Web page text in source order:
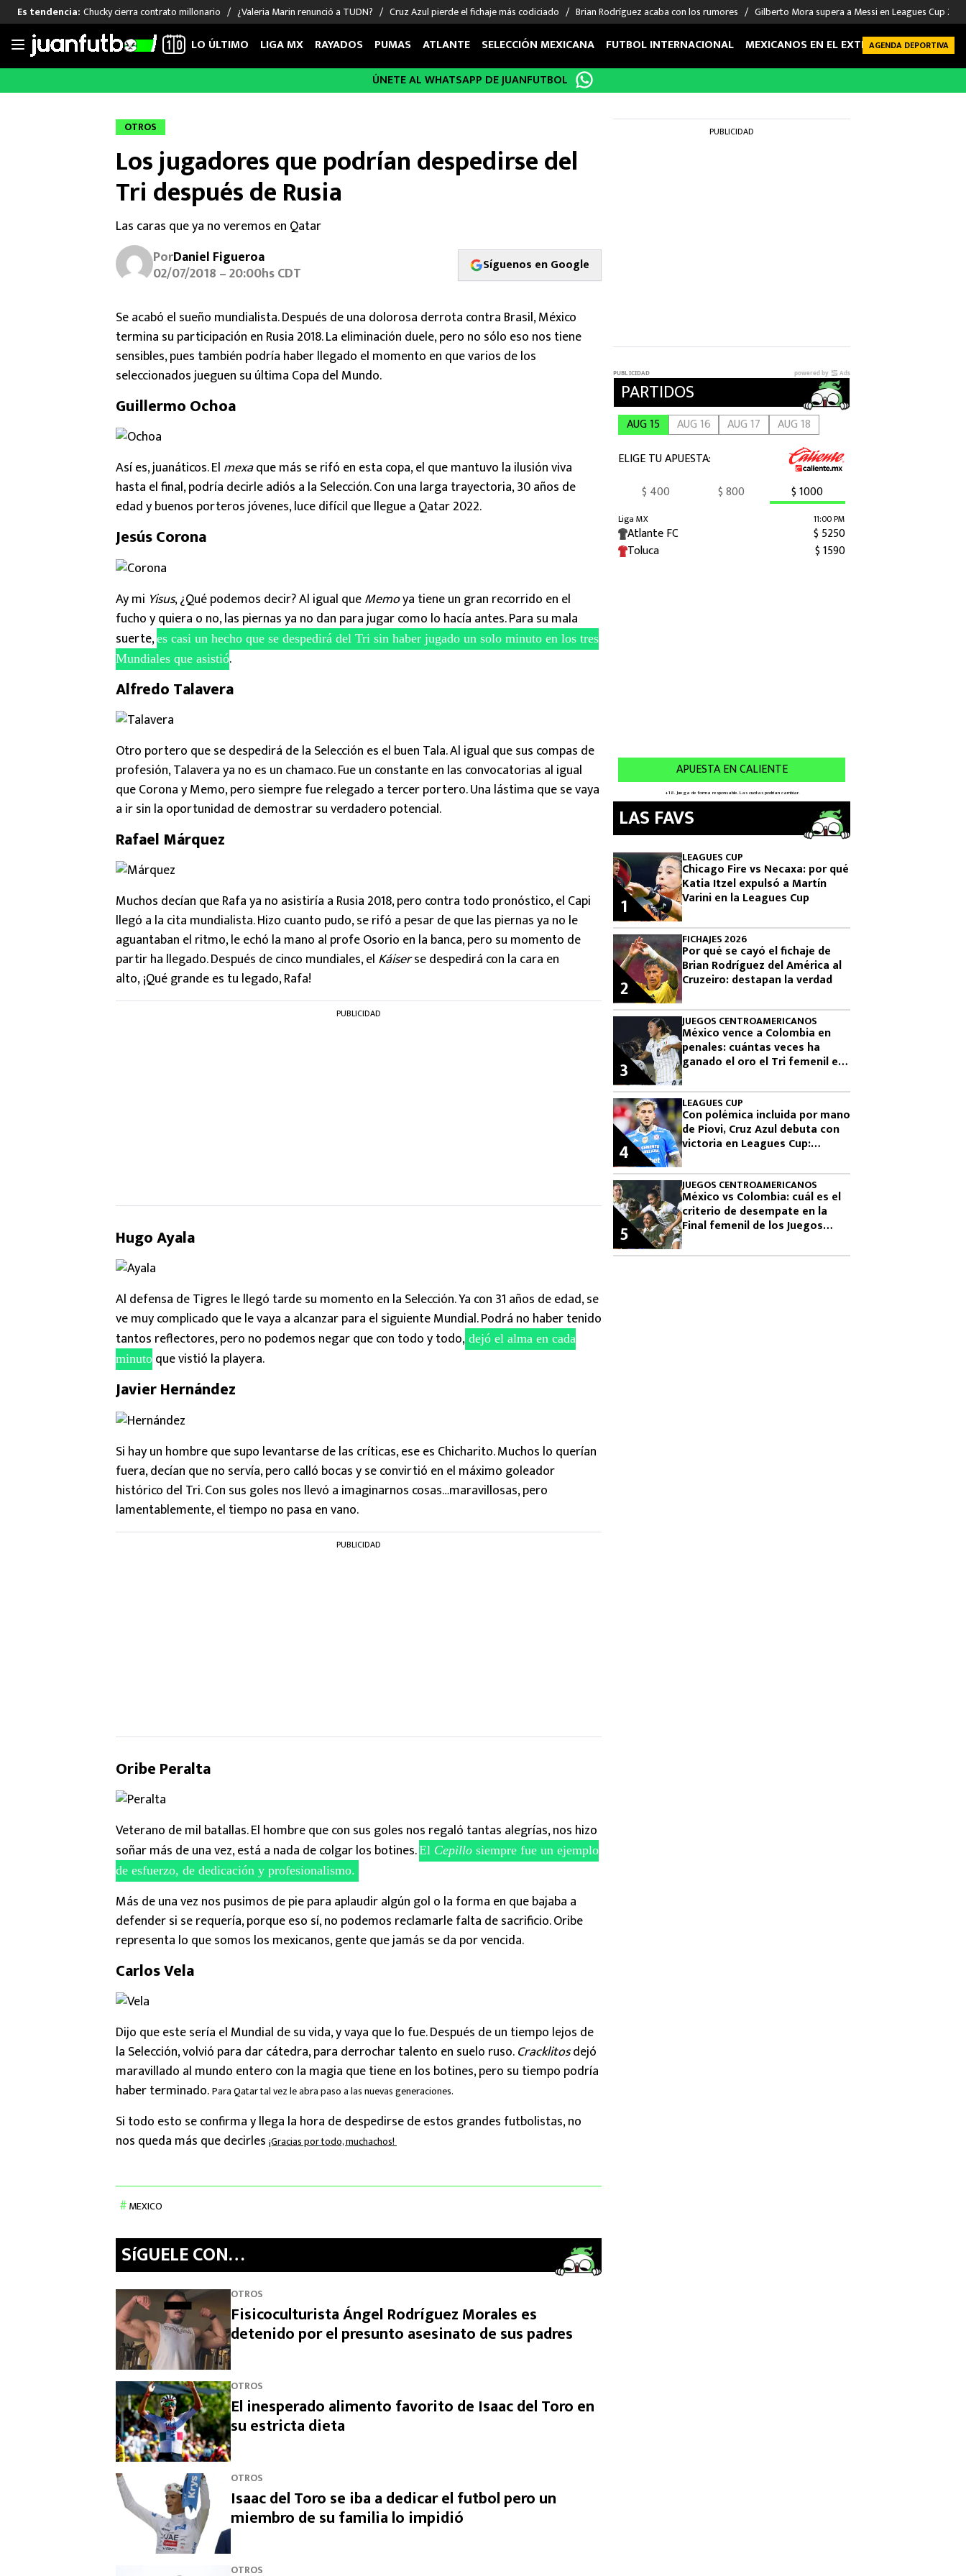
Saltar
Es tendencia: Chucky cierra contrato millonario ¿Valeria Marin renunció a TUDN? Cruz Azul pierde el fichaje más codiciado Brian Rodríguez acaba con los rumores Gilberto Mora supera a Messi en Leagues Cup
LIGA MX
Chivas de Guadalajara
Liga MX Femenil
FUT INTERNACIONAL
Las Noticias
Selección Mexicana
Champions League
Europa League
Real Madrid
MEXICANOS EN EL EXTRANJERO
Memo Ochoa
Chino Huerta
Edson Álvarez
Santiago Giménez
Rodrigo Huescas
FIGURAS
Sergio Ramos
Giorgos Giakoumakis
DEPORTES
Boxeo
LO ÚLTIMO LIGA MX RAYADOS PUMAS ATLANTE SELECCIÓN MEXICANA FUTBOL INTERNACIONAL MEXICANOS EN EL EXTRANJERO FUTBOL
AGENDA DEPORTIVA
ÚNETE AL WHATSAPP DE JUANFUTBOL
OTROS
Los jugadores que podrían despedirse del
Tri después de Rusia
Las caras que ya no veremos en Qatar
PorDaniel Figueroa
02/07/2018 – 20:00hs CDT Síguenos en Google
Se acabó el sueño mundialista. Después de una dolorosa derrota contra Brasil, México
termina su participación en Rusia 2018. La eliminación duele, pero no sólo eso nos tiene
sensibles, pues también podría haber llegado el momento en que varios de los
seleccionados jueguen su última Copa del Mundo.
Guillermo Ochoa
Así es, juanáticos. El mexaque más se rifó en esta copa, el que mantuvo la ilusión viva
hasta el final, podría decirle adiós a la Selección. Con una larga trayectoria, 30 años de
edad y buenos porteros jóvenes, luce difícil que llegue a Qatar 2022.
Jesús Corona
Ay mi Yisus, ¿Qué podemos decir? Al igual queMemoya tiene un gran recorrido en el
fucho y quiera o no, las piernas ya no dan para jugar como lo hacía antes. Para su mala
suerte,es casi un hecho que se despedirá del Tri sin haber jugado un solo minuto en los tres
Mundiales que asistió.
Alfredo Talavera
Otro portero que se despedirá de la Selección es el buen Tala. Al igual que sus compas de
profesión, Talavera ya no es un chamaco. Fue un constante en las convocatorias al igual
que Corona y Memo, pero siempre fue relegado a tercer portero. Una lástima que se vaya
a ir sin la oportunidad de demostrar su verdadero potencial.
Rafael Márquez
Muchos decían que Rafa ya no asistiría a Rusia 2018, pero contra todo pronóstico, el Capi
llegó a la cita mundialista. Hizo cuanto pudo, se rifó a pesar de que las piernas ya no le
aguantaban el ritmo, le echó la mano al profe Osorio en la banca, pero su momento de
partir ha llegado. Después de cinco mundiales, el Káiserse despedirá con la cara en
alto, ¡Qué grande es tu legado, Rafa!
PUBLICIDAD
Hugo Ayala
Al defensa de Tigres le llegó tarde su momento en la Selección. Ya con 31 años de edad, se
ve muy complicado que le vaya a alcanzar para el siguiente Mundial. Podrá no haber tenido
tantos reflectores, pero no podemos negar que con todo y todo, dejó el alma en cada
minuto que vistió la playera.
Javier Hernández
Si hay un hombre que supo levantarse de las críticas, ese es Chicharito. Muchos lo querían
fuera, decían que no servía, pero calló bocas y se convirtió en el máximo goleador
histórico del Tri. Con sus goles nos llevó a imaginarnos cosas…maravillosas, pero
lamentablemente, el tiempo no pasa en vano.
PUBLICIDAD
Oribe Peralta
Veterano de mil batallas. El hombre que con sus goles nos regaló tantas alegrías, nos hizo
soñar más de una vez, está a nada de colgar los botines.El Cepillo siempre fue un ejemplo
de esfuerzo, de dedicación y profesionalismo.
Más de una vez nos pusimos de pie para aplaudir algún gol o la forma en que bajaba a
defender si se requería, porque eso sí, no podemos reclamarle falta de sacrificio. Oribe
representa lo que somos los mexicanos, gente que jamás se da por vencida.
Carlos Vela
Dijo que este sería el Mundial de su vida, y vaya que lo fue. Después de un tiempo lejos de
la Selección, volvió para dar cátedra, para derrochar talento en suelo ruso.Cracklitosdejó
maravillado al mundo entero con la magia que tiene en los botines, pero su tiempo podría
haber terminado.Para Qatar tal vez le abra paso a las nuevas generaciones.
Si todo esto se confirma y llega la hora de despedirse de estos grandes futbolistas, no
nos queda más que decirles ¡Gracias por todo, muchachos!
MEXICO
SíGUELE CON…
OTROS
Fisicoculturista Ángel Rodríguez Morales es
detenido por el presunto asesinato de sus padres
OTROS
El inesperado alimento favorito de Isaac del Toro en
su estricta dieta
OTROS
Isaac del Toro se iba a dedicar el futbol pero un
miembro de su familia lo impidió
OTROS
PUBLICIDAD
LAS FAVS
LEAGUES CUP
Chicago Fire vs Necaxa: por qué
Katia Itzel expulsó a Martín
Varini en la Leagues Cup
1
FICHAJES 2026
Por qué se cayó el fichaje de
Brian Rodríguez del América al
Cruzeiro: destapan la verdad
2
JUEGOS CENTROAMERICANOS
México vence a Colombia en
penales: cuántas veces ha
ganado el oro el Tri femenil en
3
LEAGUES CUP
Con polémica incluida por mano
de Piovi, Cruz Azul debuta con
victoria en Leagues Cup:
4
JUEGOS CENTROAMERICANOS
México vs Colombia: cuál es el
criterio de desempate en la
Final femenil de los Juegos
5